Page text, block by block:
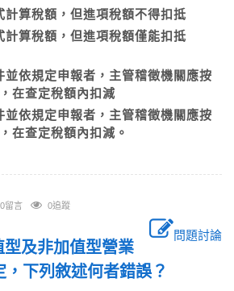
計算稅額，但進項稅額不得扣抵
算稅額，但進項稅額僅能扣抵
並依規定申報者，主管稽徵機關應按
在查定稅額內扣減
並依規定申報者，主管稽徵機關應按
在查定稅額內扣減。
0留言 0追蹤
問題討論
型及非加值型營業
，下列敘述何者錯誤？